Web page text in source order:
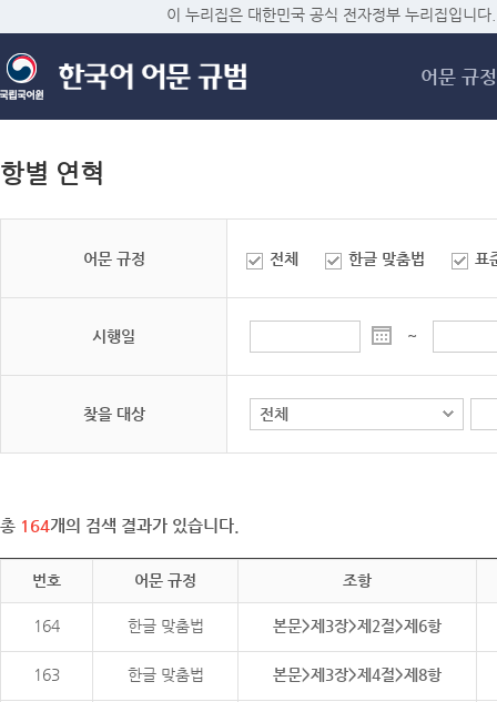
메
이 누리집은 대한민국 공식 전자정부 누리집입니다.
어문 규정
항별 연혁
어문 규정 전체 한글 맞춤법 표
시행일 ~
찾을 대상
총 164개의 검색 결과가 있습니다.
번호 어문 규정 조항
164 한글 맞춤법 본문>제3장>제2절>제6항
163 한글 맞춤법 본문>제3장>제4절>제8항